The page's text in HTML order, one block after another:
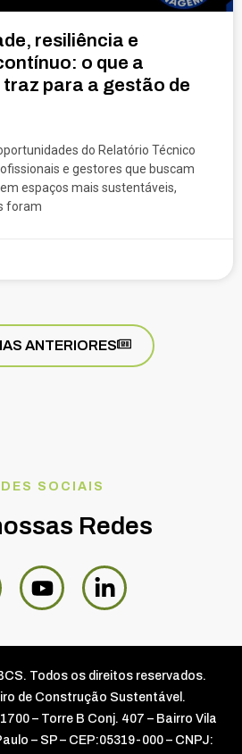
resiliência e
o que a
traz para a gestão de
do Relatório Técnico
e gestores que buscam
espaços mais sustentáveis,
foram
ANTERIORES
SOCIAIS
Redes
Todos os direitos reservados.
de Construção Sustentável.
– Torre B Conj. 407 – Bairro Vila
– SP – CEP:05319-000 – CNPJ: